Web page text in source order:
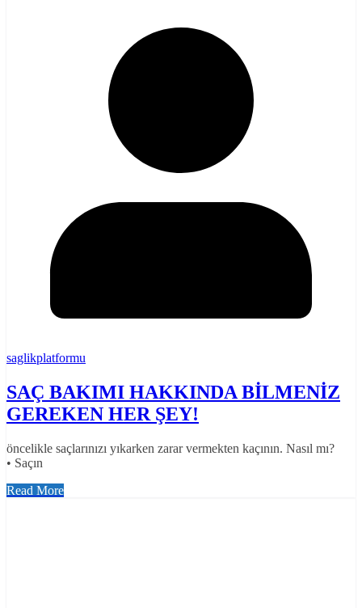
saglikplatformu
SAÇ BAKIMI HAKKINDA BİLMENİZ
GEREKEN HER ŞEY!
öncelikle saçlarınızı yıkarken zarar vermekten kaçının. Nasıl mı?
• Saçın
Read More